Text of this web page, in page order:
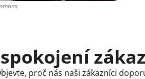
proč nás naši zákazníci